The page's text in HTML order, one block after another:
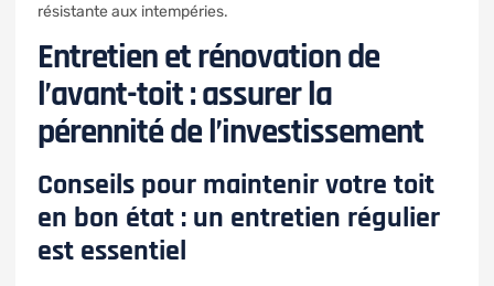
résistante aux intempéries.
Entretien et rénovation de
l’avant-toit : assurer la
pérennité de l’investissement
Conseils pour maintenir votre toit
en bon état : un entretien régulier
est essentiel